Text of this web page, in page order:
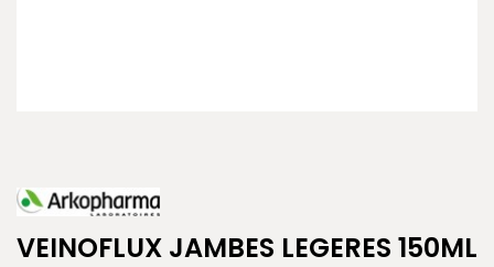
VEINOFLUX JAMBES LEGERES 150ML